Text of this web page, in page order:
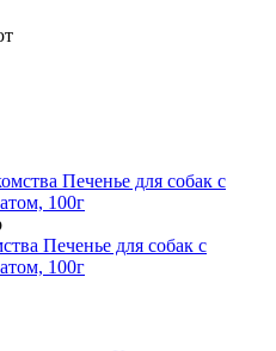
Печенье для собак с
100г